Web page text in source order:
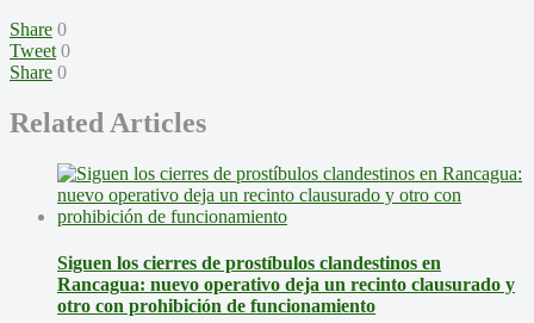
Share 0
Tweet 0
Share 0
Related Articles
Siguen los cierres de prostíbulos clandestinos en
Rancagua: nuevo operativo deja un recinto clausurado y
otro con prohibición de funcionamiento